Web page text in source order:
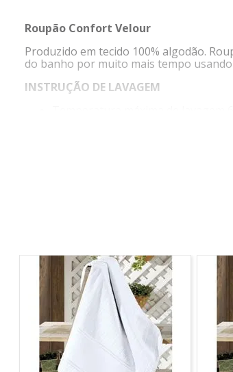
Roupão Confort Velour
Produzido em tecido 100% algodão.
do banho por muito mais tempo
INSTRUÇÃO DE LAVAGEM